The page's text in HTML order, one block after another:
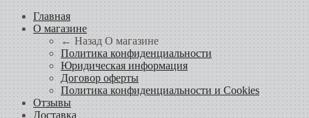
Главная
О магазине
← Назад О магазине
Политика конфиденциальности
Юридическая информация
Договор оферты
Политика конфиденциальности и Cookies
Отзывы
Доставка